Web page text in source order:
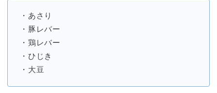
・あさり
・豚レバー
・鶏レバー
・ひじき
・大豆